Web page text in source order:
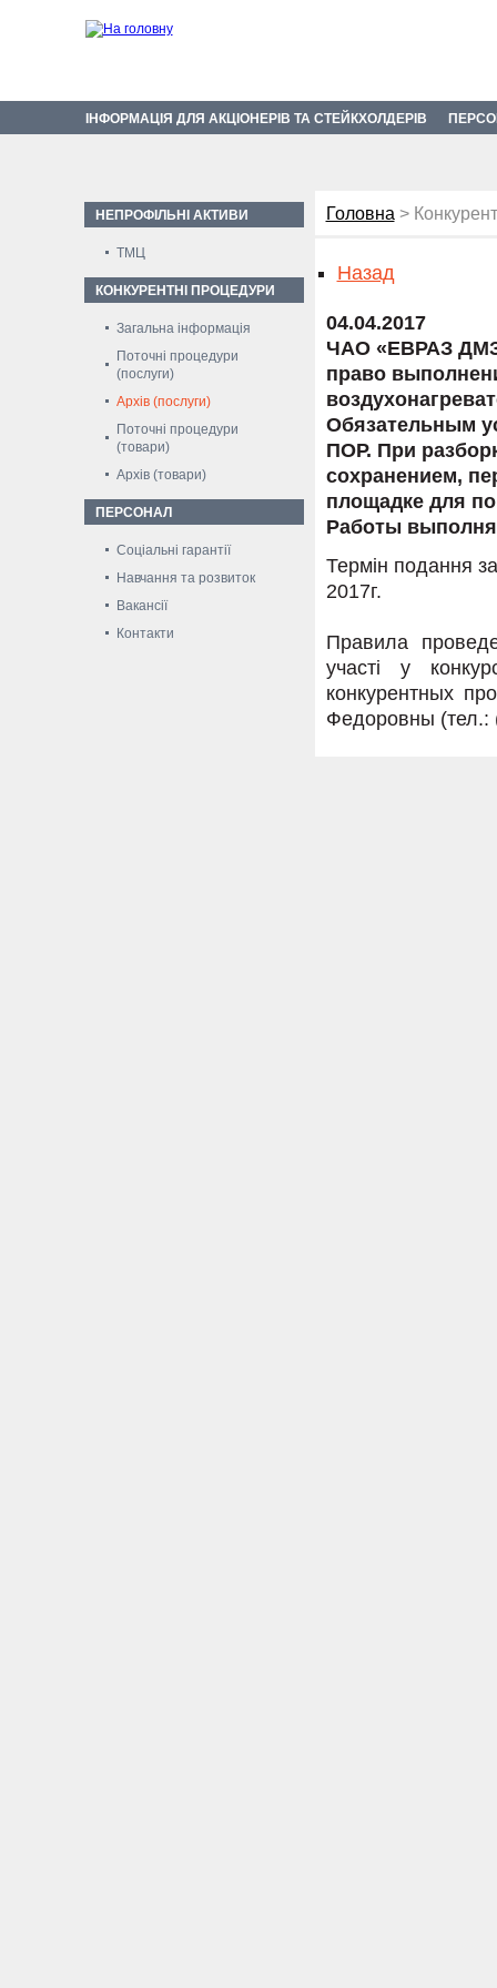
ІНФОРМАЦІЯ ДЛЯ АКЦІОНЕРІВ ТА СТЕЙКХОЛДЕРІВ
НЕПРОФІЛЬНІ АКТИВИ
ТМЦ
КОНКУРЕНТНІ ПРОЦЕДУРИ
Загальна інформація
Поточні процедури
(послуги)
Архів (послуги)
Поточні процедури
(товари)
Архів (товари)
ПЕРСОНАЛ
Соціальні гарантії
Навчання та розвиток
Вакансії
Контакти
Головна >
Назад
04.04.2017
ЧАО «ЕВРАЗ
право
Обязательным
ПОР. При
сохранением,
площадке для
Работы
Термін подання
2017г.
Правила
участі у
конкурентных
Федоровны (тел.: